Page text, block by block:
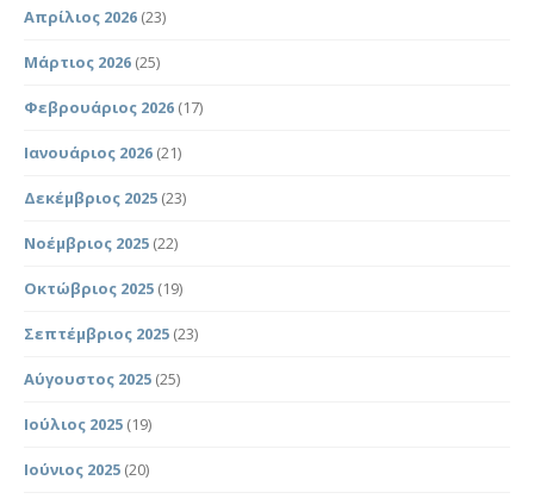
Απρίλιος 2026 (23)
Μάρτιος 2026 (25)
Φεβρουάριος 2026 (17)
Ιανουάριος 2026 (21)
Δεκέμβριος 2025 (23)
Νοέμβριος 2025 (22)
Οκτώβριος 2025 (19)
Σεπτέμβριος 2025 (23)
Αύγουστος 2025 (25)
Ιούλιος 2025 (19)
Ιούνιος 2025 (20)